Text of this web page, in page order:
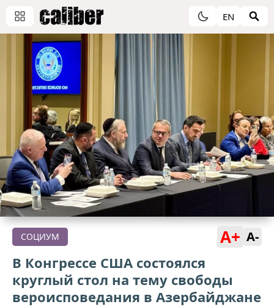
EN
СОЦИУМ A+ A-
В Конгрессе США состоялся
круглый стол на тему свободы
вероисповедания в Азербайджане